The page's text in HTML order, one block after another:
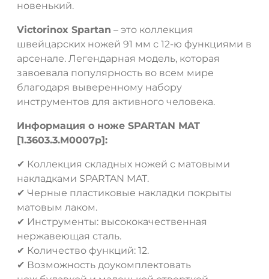
новенький.
Victorinox Spartan – это коллекция
швейцарских ножей 91 мм с 12-ю функциями в
арсенале. Легендарная модель, которая
завоевала популярность во всем мире
благодаря выверенному набору
инструментов для активного человека.
Информация о ноже SPARTAN MAT
[1.3603.3.M0007p]:
✔ Коллекция складных ножей с матовыми
накладками SPARTAN MAT.
✔ Черные пластиковые накладки покрыты
матовым лаком.
✔ Инструменты: высококачественная
нержавеющая сталь.
✔ Количество функций: 12.
✔ Возможность доукомплектовать